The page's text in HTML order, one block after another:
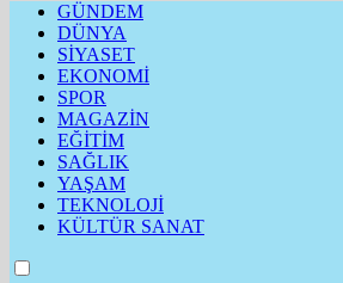
GÜNDEM
DÜNYA
SİYASET
EKONOMİ
SPOR
MAGAZİN
EĞİTİM
SAĞLIK
YAŞAM
TEKNOLOJİ
KÜLTÜR SANAT